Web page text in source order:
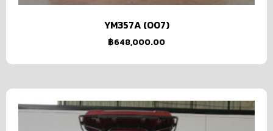
YM357A (007)
฿648,000.00